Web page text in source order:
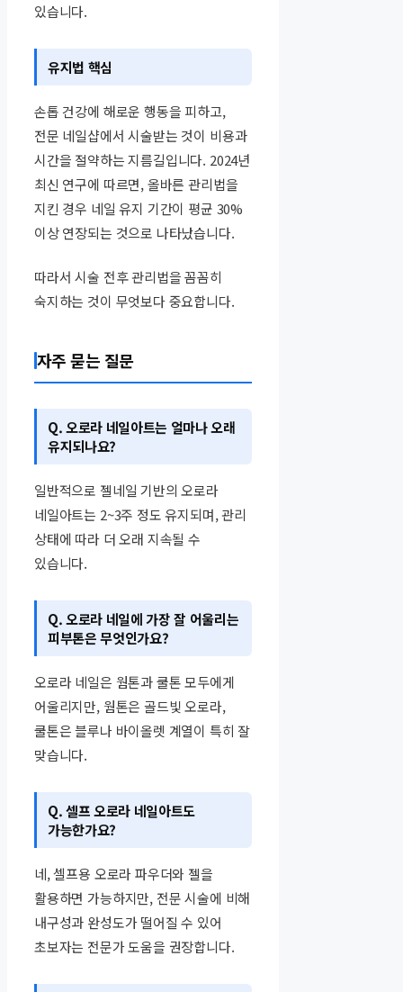
있습니다.
유지법 핵심
손톱 건강에 해로운 행동을 피하고,
전문 네일샵에서 시술받는 것이 비용과
시간을 절약하는 지름길입니다. 2024년
최신 연구에 따르면, 올바른 관리법을
지킨 경우 네일 유지 기간이 평균 30%
이상 연장되는 것으로 나타났습니다.
따라서 시술 전후 관리법을 꼼꼼히
숙지하는 것이 무엇보다 중요합니다.
자주 묻는 질문
Q. 오로라 네일아트는 얼마나 오래
유지되나요?
일반적으로 젤네일 기반의 오로라
네일아트는 2~3주 정도 유지되며, 관리
상태에 따라 더 오래 지속될 수
있습니다.
Q. 오로라 네일에 가장 잘 어울리는
피부톤은 무엇인가요?
오로라 네일은 웜톤과 쿨톤 모두에게
어울리지만, 웜톤은 골드빛 오로라,
쿨톤은 블루나 바이올렛 계열이 특히 잘
맞습니다.
Q. 셀프 오로라 네일아트도
가능한가요?
네, 셀프용 오로라 파우더와 젤을
활용하면 가능하지만, 전문 시술에 비해
내구성과 완성도가 떨어질 수 있어
초보자는 전문가 도움을 권장합니다.